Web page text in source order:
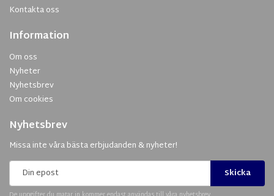
Kontakta oss
Information
Om oss
Nyheter
Nyhetsbrev
Om cookies
Nyhetsbrev
Missa inte våra bästa erbjudanden & nyheter!
Skicka